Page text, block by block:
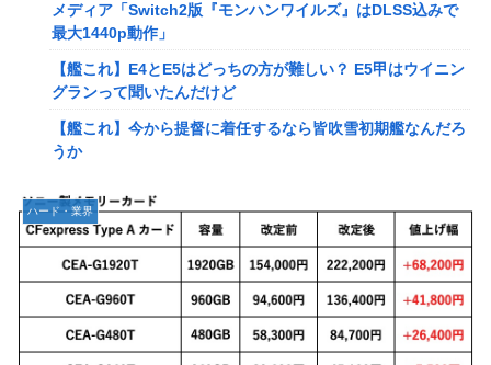
【艦これ】E4とE5はどっちの方が難しい？ E5甲はウイニン
グランって聞いたんだけど
【艦これ】今から提督に着任するなら皆吹雪初期艦なんだろ
うか
【艦これ】バニ黒潮親潮 他
【ポケモンGO】リモート交換って 大半が交換レート合わせ
ない奴多くね？
【衝撃】クルタ族虐 殺の犯人、ツェリードニヒで確定！ク
ロロの演劇のせいで2人も無駄死ににwwww
【悲報】ライター「ちいかわが反社とコラボしてた」ﾊﾟｼｬｯ
メディア「Switch2版『モンハンワイルズ』はDLSS込みで
最大1440p動作」
【艦これ】E4とE5はどっちの方が難しい？ E5甲はウイニン
グランって聞いたんだけど
【艦これ】今から提督に着任するなら皆吹雪初期艦なんだろ
うか
【速報】専門家「イオンモール熊本の爆心地に”こんなも
の”があったんだけど…」
【画像】かつて天下を獲っていたYouTuberの現在ｗｗｗｗ
【速報】熊本イオンモール、爆発の原因は『これ』の可能性
【悲報】コレコレ、月収1億円ｗｗｗそりゃ外出るのにボデ
ハード・業界